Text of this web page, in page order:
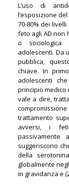
L’uso di
l’esposizione
70-80% dei
feto agli AD non
o
adolescenti. Da
pubblica,
chiave. In
adolescenti
principio medico
vale a dire,
trattamento
avversi, i feti
suggeriscono
della
globalmente
in gravidanza e